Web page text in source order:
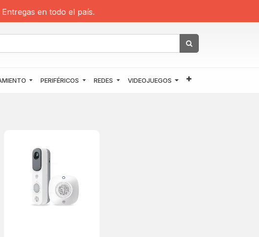
Entregas en todo el país.
PERIFÉRICOS REDES VIDEOJUEGOS